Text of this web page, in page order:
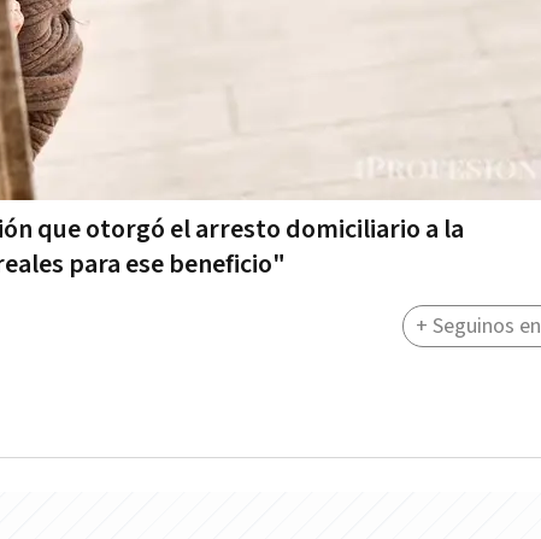
que otorgó el arresto domiciliario a la
para ese beneficio"
+ Seguinos en